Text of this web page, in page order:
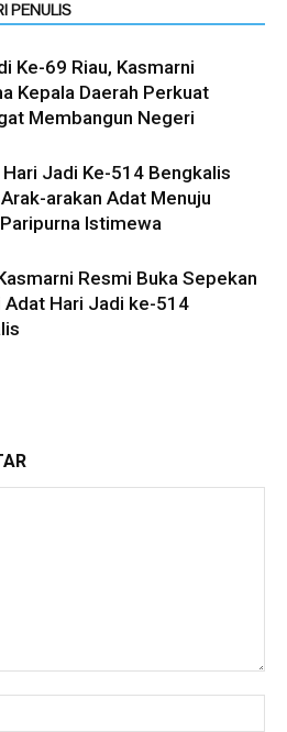
PENULIS
Ke-69 Riau, Kasmarni
Kepala Daerah Perkuat
Membangun Negeri
Hari Jadi Ke-514 Bengkalis
arakan Adat Menuju
Istimewa
Resmi Buka Sepekan
Adat Hari Jadi ke-514